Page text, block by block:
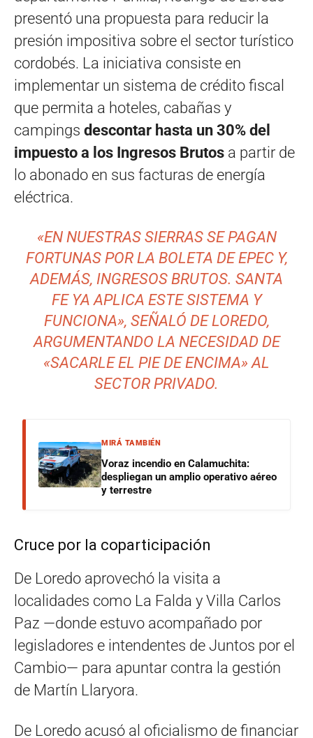
presentó una propuesta para reducir la
presión impositiva sobre el sector turístico
cordobés. La iniciativa consiste en
implementar un sistema de crédito fiscal
que permita a hoteles, cabañas y
campings descontar hasta un 30% del
impuesto a los Ingresos Brutos a partir de
lo abonado en sus facturas de energía
eléctrica.
«EN NUESTRAS SIERRAS SE PAGAN
FORTUNAS POR LA BOLETA DE EPEC Y,
ADEMÁS, INGRESOS BRUTOS. SANTA
FE YA APLICA ESTE SISTEMA Y
FUNCIONA», SEÑALÓ DE LOREDO,
ARGUMENTANDO LA NECESIDAD DE
«SACARLE EL PIE DE ENCIMA» AL
SECTOR PRIVADO.
MIRÁ TAMBIÉN
Voraz incendio en Calamuchita:
despliegan un amplio operativo aéreo
y terrestre
Cruce por la coparticipación
De Loredo aprovechó la visita a
localidades como La Falda y Villa Carlos
Paz —donde estuvo acompañado por
legisladores e intendentes de Juntos por el
Cambio— para apuntar contra la gestión
de Martín Llaryora.
De Loredo acusó al oficialismo de financiar